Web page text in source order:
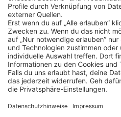
Klickehier, um alle offenen
Impressum Datenschutz
FAQ
Veranstaltungen
Sitemap